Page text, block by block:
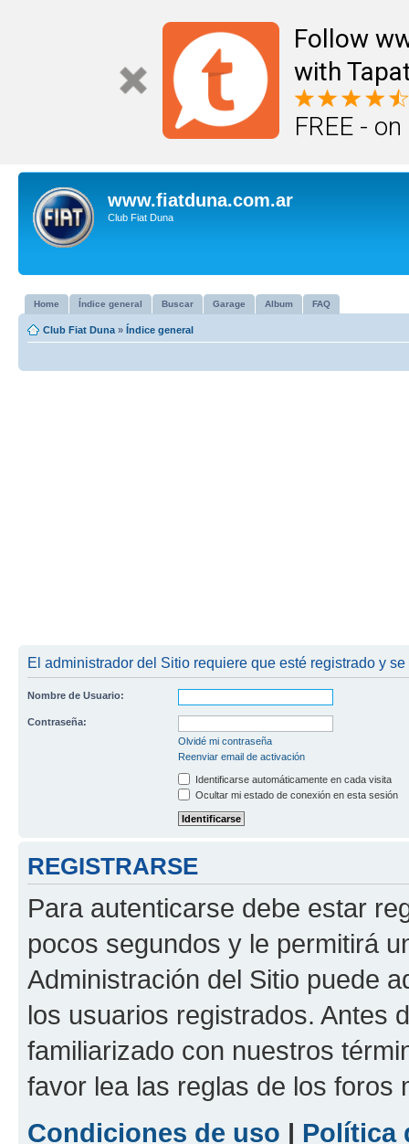
Follow
with
FREE -
www.fiatduna.com.ar
Club Fiat Duna
Home Índice general Buscar Garage Album FAQ
Club Fiat Duna » Índice general
El administrador del Sitio requiere que esté registrado y
Nombre de Usuario:
Contraseña:
Olvidé mi contraseña
Reenviar email de activación
Identificarse automáticamente en cada visita
Ocultar mi estado de conexión en esta sesión
REGISTRARSE
Para autenticarse debe estar
pocos segundos y le permitirá
Administración del Sitio puede
los usuarios registrados. Antes
familiarizado con nuestros
favor lea las reglas de los foros
Condiciones de uso | Política